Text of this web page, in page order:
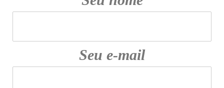
Seu e-mail